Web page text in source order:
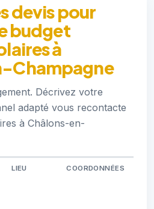
devis pour
budget
à
Champagne
Décrivez votre
adapté vous recontacte
à Châlons-en-
LIEU COORDONNÉES